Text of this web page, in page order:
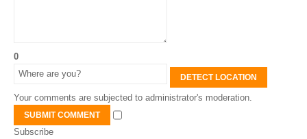
0
DETECT LOCATION
Your comments are subjected to administrator's moderation.
SUBMIT COMMENT
Subscribe